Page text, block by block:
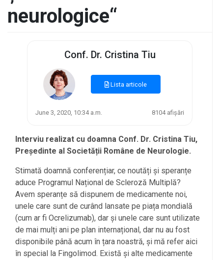
neurologice“
Conf. Dr. Cristina Tiu
Lista articole
June 3, 2020, 10:34 a.m. 8104 afișări
Interviu realizat cu doamna Conf. Dr. Cristina Tiu,
Președinte al Societății Române de Neurologie.
Stimată doamnă conferențiar, ce noutăți și speranțe
aduce Programul Național de Scleroză Multiplă?
Avem speranțe să dispunem de medicamente noi,
unele care sunt de curând lansate pe piața mondială
(cum ar fi Ocrelizumab), dar și unele care sunt utilizate
de mai mulți ani pe plan internațional, dar nu au fost
disponibile până acum în țara noastră, și mă refer aici
în special la Fingolimod. Există și alte medicamente